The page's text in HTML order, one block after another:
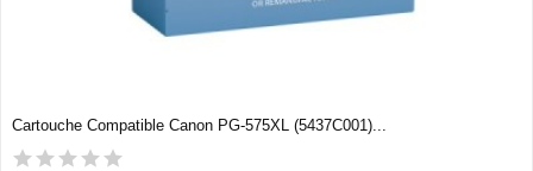
Cartouche Compatible Canon PG-575XL (5437C001)...